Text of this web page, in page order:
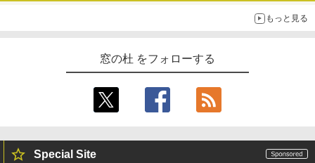
もっと見る
窓の杜 をフォローする
Special Site